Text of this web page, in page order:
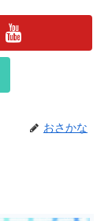
おさかな